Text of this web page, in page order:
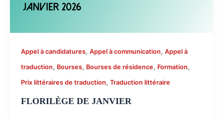
Appel à candidatures, Appel à communication, Appel à
traduction, Bourses, Bourses de résidence, Formation,
Prix littéraires de traduction, Traduction littéraire
FLORILÈGE DE JANVIER